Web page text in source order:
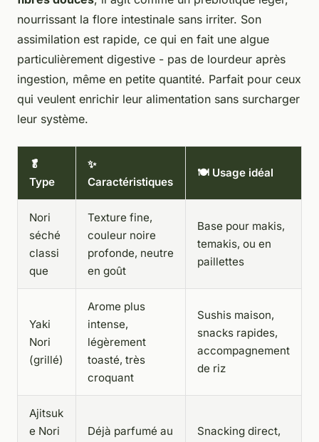
nourrissant la flore intestinale sans irriter. Son
assimilation est rapide, ce qui en fait une algue
particulièrement digestive - pas de lourdeur après
ingestion, même en petite quantité. Parfait pour ceux
qui veulent enrichir leur alimentation sans surcharger
leur système.
🥬
Type
✨
Caractéristiques
🍽️ Usage idéal
Nori
séché
classi
que
Texture fine,
couleur noire
profonde, neutre
en goût
Base pour makis,
temakis, ou en
paillettes
Yaki
Nori
(grillé)
Arome plus
intense,
légèrement
toasté, très
croquant
Sushis maison,
snacks rapides,
accompagnement
de riz
Ajitsuk
e Nori
Déjà parfumé au
Snacking direct,